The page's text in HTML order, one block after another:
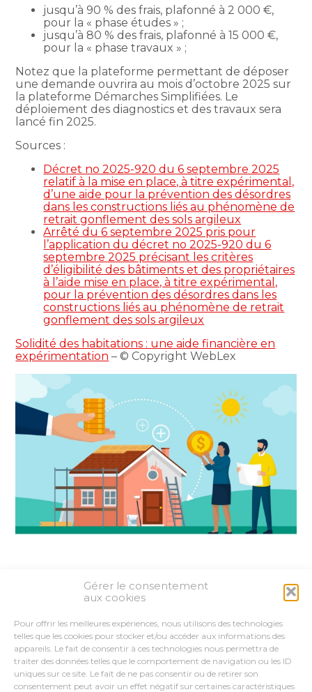
Gérer le consentement
aux cookies
Pour offrir les meilleures expériences, nous utilisons des technologies
telles que les cookies pour stocker et/ou accéder aux informations des
appareils. Le fait de consentir à ces technologies nous permettra de
traiter des données telles que le comportement de navigation ou les ID
uniques sur ce site. Le fait de ne pas consentir ou de retirer son
consentement peut avoir un effet négatif sur certaines caractéristiques
jusqu’à 90 % des frais, plafonné à 2 000 €,
pour la « phase études » ;
jusqu’à 80 % des frais, plafonné à 15 000 €,
pour la « phase travaux » ;
Notez que la plateforme permettant de déposer
une demande ouvrira au mois d’octobre 2025 sur
la plateforme Démarches Simplifiées. Le
déploiement des diagnostics et des travaux sera
lancé fin 2025.
Sources :
Décret no 2025-920 du 6 septembre 2025
relatif à la mise en place, à titre expérimental,
d’une aide pour la prévention des désordres
dans les constructions liés au phénomène de
retrait gonflement des sols argileux
Arrêté du 6 septembre 2025 pris pour
l’application du décret no 2025-920 du 6
septembre 2025 précisant les critères
d’éligibilité des bâtiments et des propriétaires
à l’aide mise en place, à titre expérimental,
pour la prévention des désordres dans les
constructions liés au phénomène de retrait
gonflement des sols argileux
Solidité des habitations : une aide financière en
expérimentation – © Copyright WebLex
FaceBook
TwitterLinkedIn